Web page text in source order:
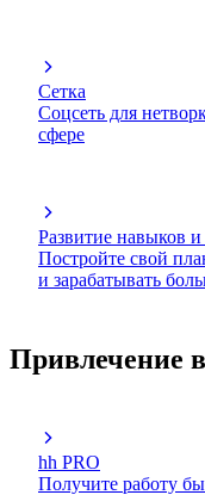
Сетка
Соцсеть для
сфере
Развитие навыков
Постройте свой
и зарабатывать
Привлечение
hh PRO
Получите работу